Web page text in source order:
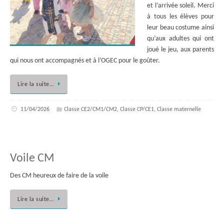
et l’arrivée soleil. Merci
à tous les élèves pour
leur beau costume ainsi
qu’aux adultes qui ont
joué le jeu, aux parents
qui nous ont accompagnés et à l’OGEC pour le goûter.
Lire la suite…
11/04/2026 Classe CE2/CM1/CM2,Classe CP/CE1,Classe maternelle
Voile CM
Des CM heureux de faire de la voile
Lire la suite…